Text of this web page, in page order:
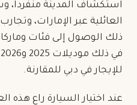
استكشاف المدينة منفرداً،
العائلية عبر الإمارات،
ذلك الوصول إلى فئات
في ذلك موديلات 2025 و2026. تصفّح
للإيجار في دبي للمقارنة.
عند اختيار السيارة راعِ هذه